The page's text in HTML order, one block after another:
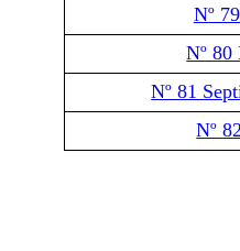
Nº
Nº
Nº 81
Nº